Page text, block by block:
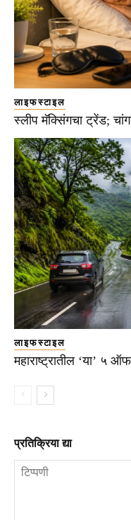
लाइफस्टाइल
स्लीप मॅक्सिंगचा ट्रेंड;
लाइफस्टाइल
महाराष्ट्रातील ‘या’ ५
प्रतिक्रिया द्या